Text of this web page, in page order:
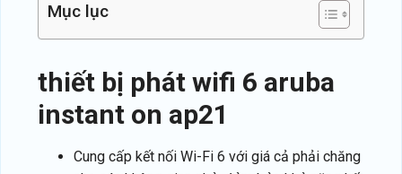
Mục lục
thiết bị phát wifi 6 aruba
instant on ap21
Cung cấp kết nối Wi-Fi 6 với giá cả phải chăng